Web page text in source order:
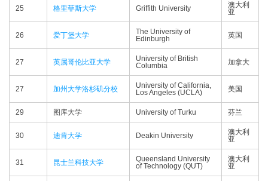
25 格里菲斯大学 Griffith University
澳大利
亚
26 爱丁堡大学
The University of
Edinburgh
英国
27 英属哥伦比亚大学
University of British
Columbia
加拿大
27 加州大学洛杉矶分校
University of California,
Los Angeles (UCLA)
美国
29 图库大学 University of Turku 芬兰
30 迪肯大学 Deakin University
澳大利
亚
31 昆士兰科技大学
Queensland University
of Technology (QUT)
澳大利
亚